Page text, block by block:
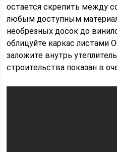
остается скрепить между
любым доступным
необрезных досок до
облицуйте каркас листами
заложите внутрь
строительства показан в